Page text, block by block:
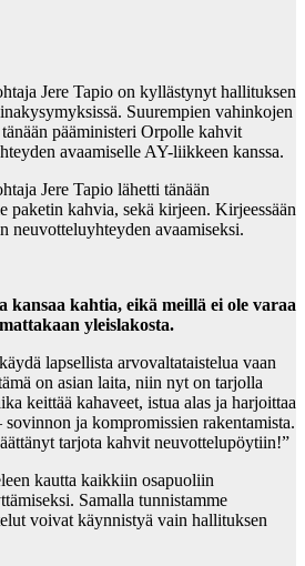
Jere Tapio on kyllästynyt hallituksen
Suurempien vahinkojen
pääministeri Orpolle kahvit
avaamiselle AY-liikkeen kanssa.
Jere Tapio lähetti tänään
paketin kahvia, sekä kirjeen. Kirjeessään
neuvotteluyhteyden avaamiseksi.
kansaa kahtia, eikä meillä ei ole varaa
yleislakosta.
lapsellista arvovaltataistelua vaan
on asian laita, niin nyt on tarjolla
keittää kahaveet, istua alas ja harjoittaa
ja kompromissien rakentamista.
tarjota kahvit neuvottelupöytiin!”
kautta kaikkiin osapuoliin
Samalla tunnistamme
voivat käynnistyä vain hallituksen